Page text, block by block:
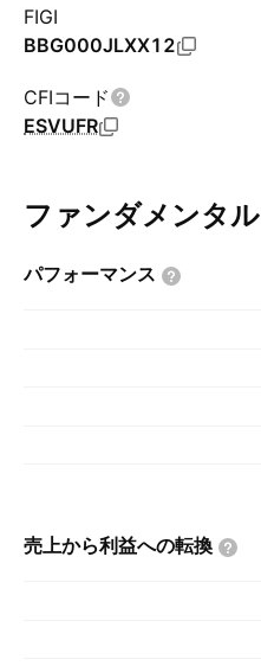
FIGI
BBG000JLXX12
CFIコード
ESVUFR
ファンダメンタル
パフォーマンス
売上から利益への転換